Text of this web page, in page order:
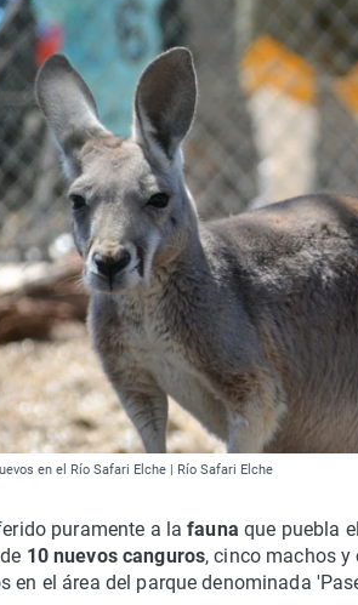
en el Río Safari Elche | Río Safari Elche
puramente a lafaunaque puebla
10 nuevos canguros, cinco machos y
en el área del parque denominada